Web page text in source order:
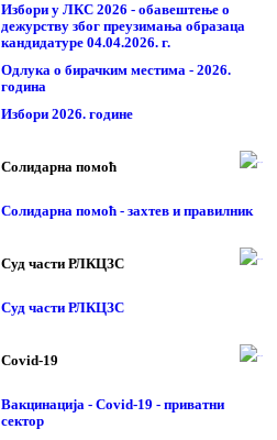
Избори у ЛКС 2026 - обавештење о
дежурству због преузимања образаца
кандидатуре 04.04.2026. г.
Одлука о бирачким местима - 2026.
година
Избори 2026. године
Солидарна помоћ
Солидарна помоћ - захтев и правилник
Суд части РЛКЦЗС
Суд части РЛКЦЗС
Covid-19
Вакцинација - Covid-19 - приватни
сектор